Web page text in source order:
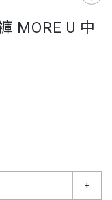
MORE U 中
+